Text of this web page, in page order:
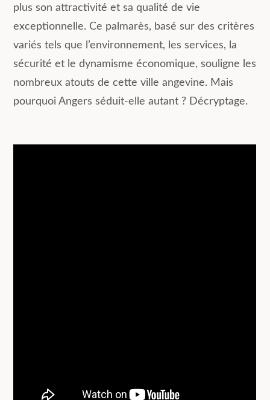
plus son attractivité et sa qualité de vie
exceptionnelle. Ce palmarès, basé sur des critères
variés tels que l’environnement, les services, la
sécurité et le dynamisme économique, souligne les
nombreux atouts de cette ville angevine. Mais
pourquoi Angers séduit-elle autant ? Décryptage.